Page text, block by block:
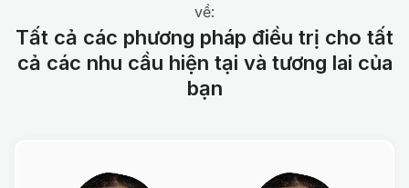
về:
Tất cả các phương pháp điều trị cho tất
cả các nhu cầu hiện tại và tương lai của
bạn